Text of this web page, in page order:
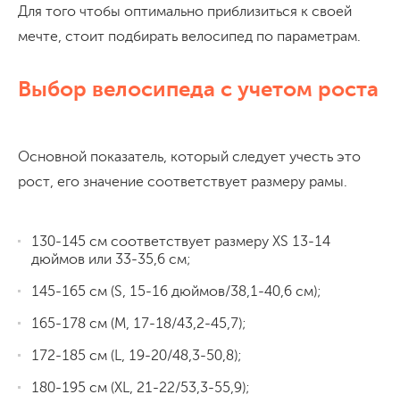
Для того чтобы оптимально приблизиться к своей
мечте, стоит подбирать велосипед по параметрам.
Выбор велосипеда с учетом роста
Основной показатель, который следует учесть это
рост, его значение соответствует размеру рамы.
130-145 см соответствует размеру XS 13-14
дюймов или 33-35,6 см;
145-165 см (S, 15-16 дюймов/38,1-40,6 см);
165-178 см (M, 17-18/43,2-45,7);
172-185 см (L, 19-20/48,3-50,8);
180-195 см (XL, 21-22/53,3-55,9);